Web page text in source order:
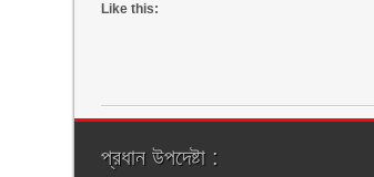
Like this:
প্রধান উপদেষ্টা :